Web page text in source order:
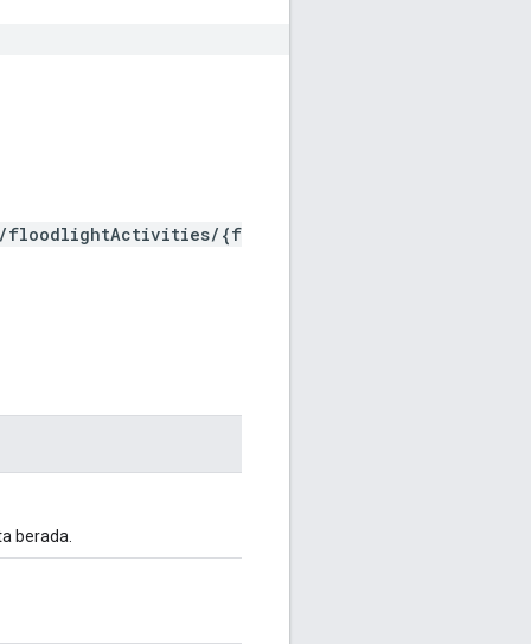
floodlightActivities/{f
berada.